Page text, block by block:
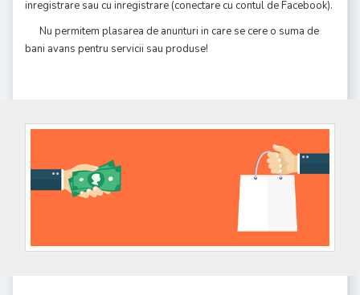
inregistrare sau cu inregistrare (conectare cu contul de Facebook).
Nu permitem plasarea de anunturi in care se cere o suma de
bani avans pentru servicii sau produse!